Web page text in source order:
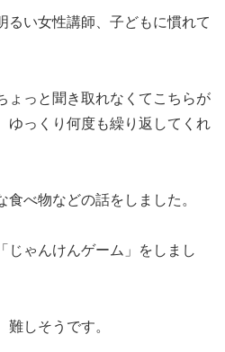
るい女性講師、子どもに慣れて
ょっと聞き取れなくてこちらが
ゆっくり何度も繰り返してくれ
べ物などの話をしました。
じゃんけんゲーム」をしまし
しそうです。